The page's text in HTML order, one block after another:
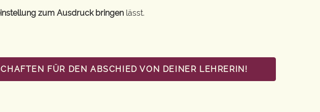
zum Ausdruck bringen lässt.
FÜR DEN ABSCHIED VON DEINER LEHRERIN!